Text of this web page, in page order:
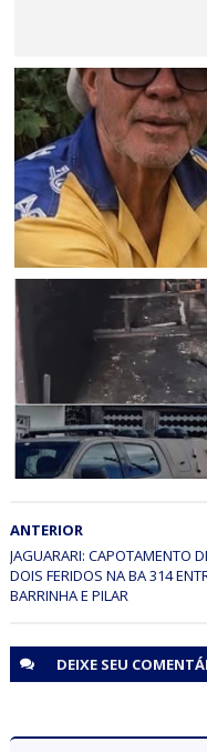
JAGUARARI
Morre aos 67 anos o
Vieira
Jaguarari se despede
Edson da Madeireira
Três crianças morrem
mãe foi detida por
ANTERIOR
JAGUARARI: CAPOTAMENTO
DOIS FERIDOS NA BA 314
BARRINHA E PILAR
DEIXE SEU